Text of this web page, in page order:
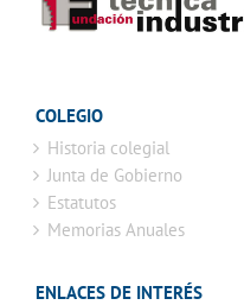
COLEGIO
Historia colegial
Junta de Gobierno
Estatutos
Memorias Anuales
ENLACES DE INTERÉS